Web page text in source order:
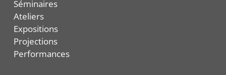
Séminaires
Ateliers
Expositions
Projections
Performances